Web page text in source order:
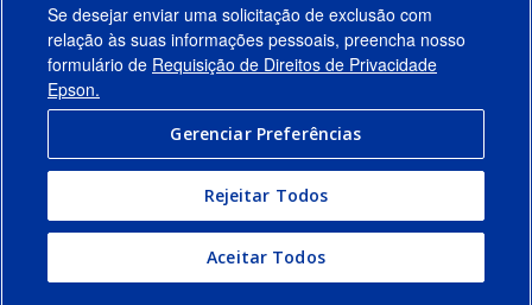
Links Sugeridos
Empresa
Conecte-se com a Epson
Termos de Uso
Se desejar enviar uma solicitação de exclusão com
relação às suas informações pessoais, preencha nosso
formulário de Requisição de Direitos de Privacidade
Epson.
Gerenciar Preferências
Rejeitar Todos
Aceitar Todos